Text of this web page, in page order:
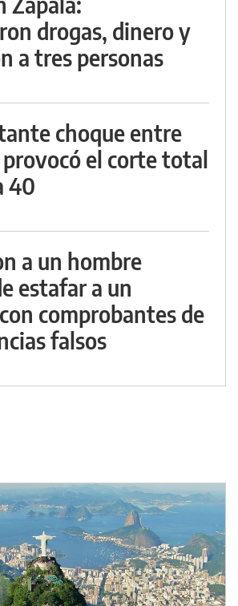
drogas, dinero y
a tres personas
choque entre
el corte total
40
a un hombre
estafar a un
comprobantes de
falsos